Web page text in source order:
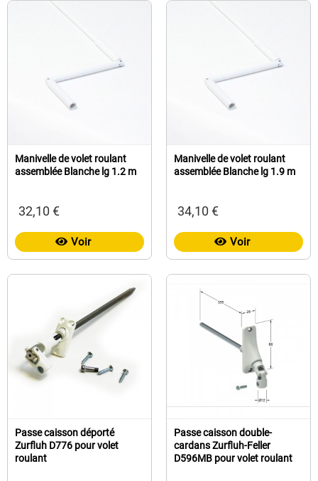
Manivelle de volet roulant
assemblée Blanche lg 1.2 m
32,10 €
Voir
Manivelle de volet roulant
assemblée Blanche lg 1.9 m
34,10 €
Voir
Passe caisson déporté
Zurfluh D776 pour volet
roulant
Passe caisson double-
cardans Zurfluh-Feller
D596MB pour volet roulant